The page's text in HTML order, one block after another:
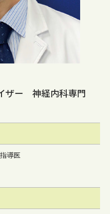
ザー 神経内科専門
導医